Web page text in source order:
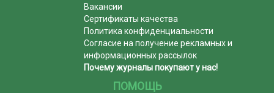
Вакансии
Сертификаты качества
Политика конфиденциальности
Согласие на получение рекламных и
информационных рассылок
Почему журналы покупают у нас!
ПОМОЩЬ